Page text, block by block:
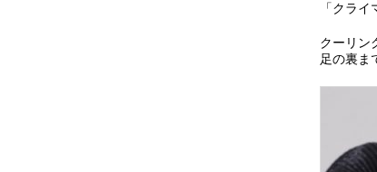
「クラ
クーリン
足の裏ま